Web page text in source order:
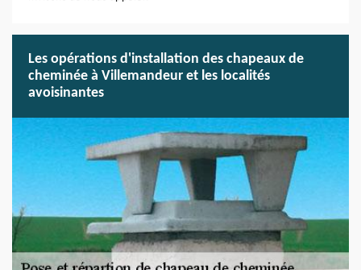
Les opérations d'installation des chapeaux de
cheminée à Villemandeur et les localités
avoisinantes